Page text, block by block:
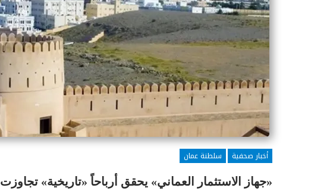
أخبار صحفية
سلطنة عمان
«جهاز الاستثمار العماني» يحقق أرباحاً «تاريخية» تجاوزت 7.8 مليار دولار